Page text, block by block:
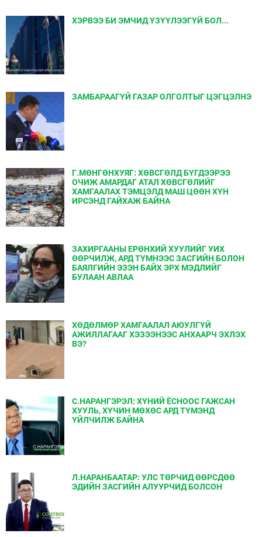
ХЭРВЭЭ БИ ЭМЧИД ҮЗҮҮЛЭЭГҮЙ БОЛ...
ЗАМБАРААГҮЙ ГАЗАР ОЛГОЛТЫГ ЦЭГЦЭЛНЭ
Г.МӨНГӨНХУЯГ: ХӨВСГӨЛД БҮГДЭЭРЭЭ
ОЧИЖ АМАРДАГ АТАЛ ХӨВСГӨЛИЙГ
ХАМГААЛАХ ТЭМЦЭЛД МАШ ЦӨӨН ХҮН
ИРСЭНД ГАЙХАЖ БАЙНА
ЗАХИРГААНЫ ЕРӨНХИЙ ХУУЛИЙГ УИХ
ӨӨРЧИЛЖ, АРД ТҮМНЭЭС ЗАСГИЙН БОЛОН
БАЯЛГИЙН ЭЗЭН БАЙХ ЭРХ МЭДЛИЙГ
БУЛААН АВЛАА
ХӨДӨЛМӨР ХАМГААЛАЛ АЮУЛГҮЙ
АЖИЛЛАГААГ ХЭЗЭЭНЭЭС АНХААРЧ ЭХЛЭХ
ВЭ?
С.НАРАНГЭРЭЛ: ХҮНИЙ ЁСНООС ГАЖСАН
ХУУЛЬ, ХҮЧИН МӨХӨС АРД ТҮМЭНД
ҮЙЛЧИЛЖ БАЙНА
Л.НАРАНБААТАР: УЛС ТӨРЧИД ӨӨРСДӨӨ
ЭДИЙН ЗАСГИЙН АЛУУРЧИД БОЛСОН